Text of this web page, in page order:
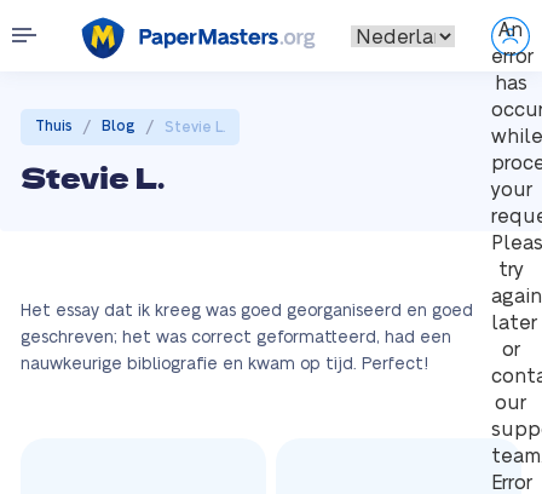
An
error
has
while
your
try
again
later
or
our
Error
Thuis / Blog / Stevie L.
Stevie L.
Het essay dat ik kreeg was goed georganiseerd en goed
geschreven; het was correct geformatteerd, had een
nauwkeurige bibliografie en kwam op tijd. Perfect!